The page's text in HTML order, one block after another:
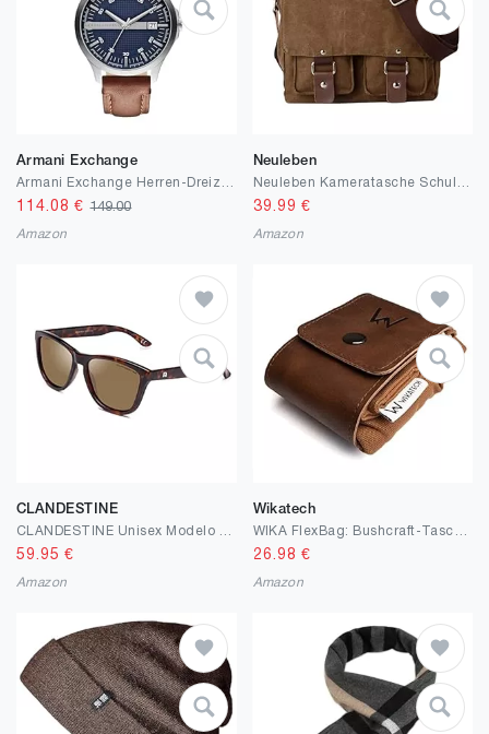
Armani Exchange
114.08 €149.00
Amazon
Neuleben
39.99 €
Amazon
CLANDESTINE
59.95 €
Amazon
Wikatech
26.98 €
Amazon